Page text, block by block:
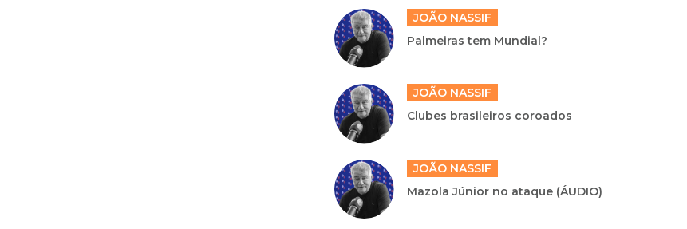
JOÃO NASSIF
Palmeiras tem Mundial?
JOÃO NASSIF
Clubes brasileiros coroados
JOÃO NASSIF
Mazola Júnior no ataque (ÁUDIO)